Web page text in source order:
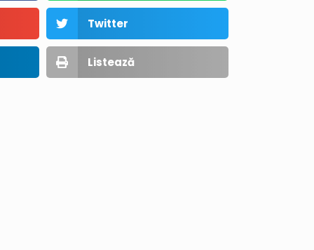
Twitter
Listează